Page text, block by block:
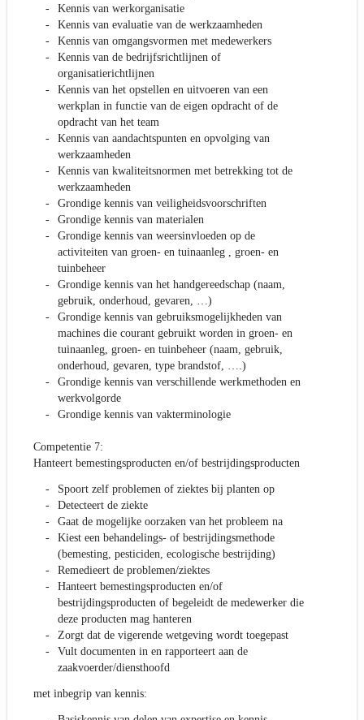
Kennis van werkorganisatie
Kennis van evaluatie van de werkzaamheden
Kennis van omgangsvormen met medewerkers
Kennis van de bedrijfsrichtlijnen of
organisatierichtlijnen
Kennis van het opstellen en uitvoeren van een
werkplan in functie van de eigen opdracht of de
opdracht van het team
Kennis van aandachtspunten en opvolging van
werkzaamheden
Kennis van kwaliteitsnormen met betrekking tot de
werkzaamheden
Grondige kennis van veiligheidsvoorschriften
Grondige kennis van materialen
Grondige kennis van weersinvloeden op de
activiteiten van groen- en tuinaanleg , groen- en
tuinbeheer
Grondige kennis van het handgereedschap (naam,
gebruik, onderhoud, gevaren, …)
Grondige kennis van gebruiksmogelijkheden van
machines die courant gebruikt worden in groen- en
tuinaanleg, groen- en tuinbeheer (naam, gebruik,
onderhoud, gevaren, type brandstof, ….)
Grondige kennis van verschillende werkmethoden en
werkvolgorde
Grondige kennis van vakterminologie
Competentie 7:
Hanteert bemestingsproducten en/of bestrijdingsproducten
Spoort zelf problemen of ziektes bij planten op
Detecteert de ziekte
Gaat de mogelijke oorzaken van het probleem na
Kiest een behandelings- of bestrijdingsmethode
(bemesting, pesticiden, ecologische bestrijding)
Remedieert de problemen/ziektes
Hanteert bemestingsproducten en/of
bestrijdingsproducten of begeleidt de medewerker die
deze producten mag hanteren
Zorgt dat de vigerende wetgeving wordt toegepast
Vult documenten in en rapporteert aan de
zaakvoerder/diensthoofd
met inbegrip van kennis: